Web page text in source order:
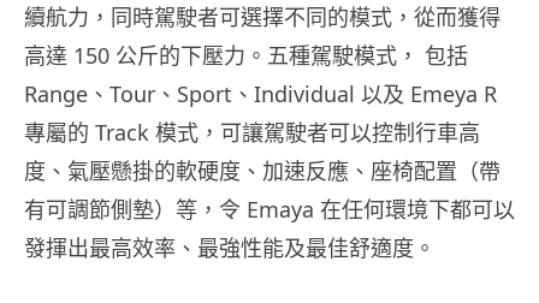
續航力，同時駕駛者可選擇不同的模式，從而獲得
高達 150 公斤的下壓力。五種駕駛模式， 包括
Range、Tour、Sport、Individual 以及 Emeya R
專屬的 Track 模式，可讓駕駛者可以控制行車高
度、氣壓懸掛的軟硬度、加速反應、座椅配置（帶
有可調節側墊）等，令 Emaya 在任何環境下都可以
發揮出最高效率、最強性能及最佳舒適度。